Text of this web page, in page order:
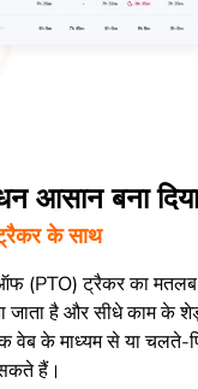
आसान बना
के साथ
(PTO) ट्रैकर का मतलब
जाता है और सीधे काम के
वेब के माध्यम से या चलते-
हैं।